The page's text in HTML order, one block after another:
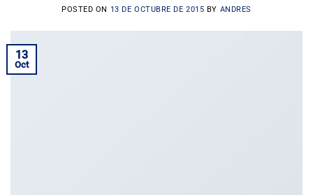
POSTED ON 13 DE OCTUBRE DE 2015 BY ANDRES
13
Oct